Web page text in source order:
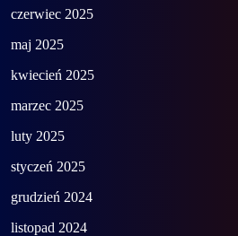
czerwiec 2025
maj 2025
kwiecień 2025
marzec 2025
luty 2025
styczeń 2025
grudzień 2024
listopad 2024